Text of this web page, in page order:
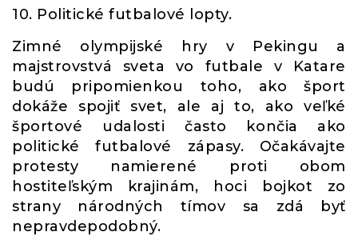
10. Politické futbalové lopty.
Zimné olympijské hry v Pekingu a
majstrovstvá sveta vo futbale v Katare
budú pripomienkou toho, ako šport
dokáže spojiť svet, ale aj to, ako veľké
športové udalosti často končia ako
politické futbalové zápasy. Očakávajte
protesty namierené proti obom
hostiteľským krajinám, hoci bojkot zo
strany národných tímov sa zdá byť
nepravdepodobný.